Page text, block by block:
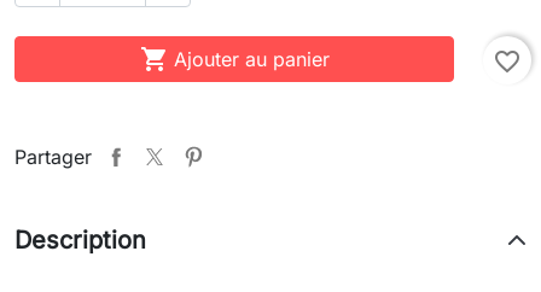
 Ajouter au panier favorite_border
Partager
Description